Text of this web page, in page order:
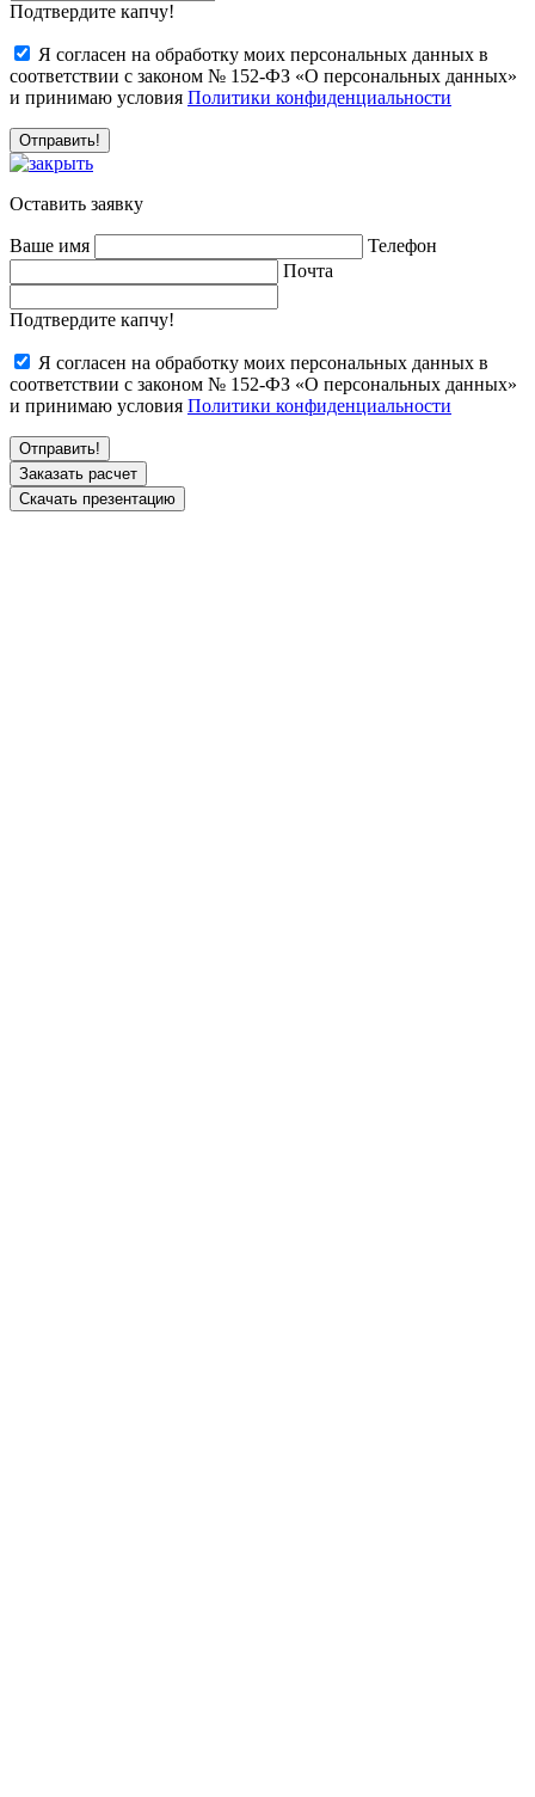
Подтвердите капчу!
Я согласен на обработку моих персональных данных в
соответствии с законом № 152-ФЗ «О персональных данных»
и принимаю условия Политики конфиденциальности
Оставить заявку
Ваше имя
Телефон
Почта
Подтвердите капчу!
Я согласен на обработку моих персональных данных в
соответствии с законом № 152-ФЗ «О персональных данных»
и принимаю условия Политики конфиденциальности
Заказать расчет
Скачать презентацию